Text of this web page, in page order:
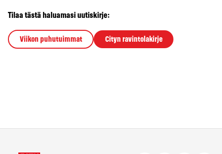
Tilaa tästä haluamasi uutiskirje:
Viikon puhutuimmat Cityn ravintolakirje